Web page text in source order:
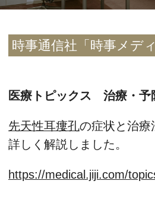
時事通信社「時事メデ
医療トピックス 治療・予
先天性耳瘻孔の症状と治療
詳しく解説しました。
https://medical.jiji.com/